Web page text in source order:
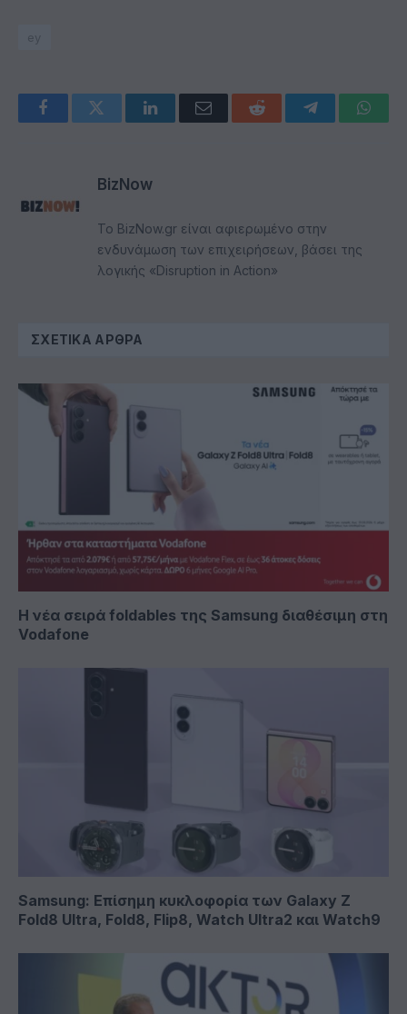
ey
FacebookTwitter LinkedInEmail Reddit Telegram
BizNow
Το BizNow.gr είναι αφιερωμένο στην
ενδυνάμωση των επιχειρήσεων, βάσει της
λογικής «Disruption in Action»
ΣΧΕΤΙΚΆ ΆΡΘΡΑ
Η νέα σειρά foldables της Samsung διαθέσιμη στη
Vodafone
Samsung: Επίσημη κυκλοφορία των Galaxy Z
Fold8 Ultra, Fold8, Flip8, Watch Ultra2 και Watch9